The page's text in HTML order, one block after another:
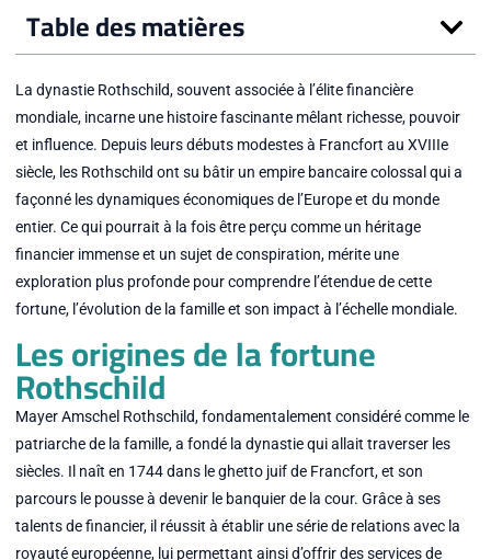
Table des matières
La dynastie Rothschild, souvent associée à l’élite financière
mondiale, incarne une histoire fascinante mêlant richesse, pouvoir
et influence. Depuis leurs débuts modestes à Francfort au XVIIIe
siècle, les Rothschild ont su bâtir un empire bancaire colossal qui a
façonné les dynamiques économiques de l’Europe et du monde
entier. Ce qui pourrait à la fois être perçu comme un héritage
financier immense et un sujet de conspiration, mérite une
exploration plus profonde pour comprendre l’étendue de cette
fortune, l’évolution de la famille et son impact à l’échelle mondiale.
Les origines de la fortune
Rothschild
Mayer Amschel Rothschild, fondamentalement considéré comme le
patriarche de la famille, a fondé la dynastie qui allait traverser les
siècles. Il naît en 1744 dans le ghetto juif de Francfort, et son
parcours le pousse à devenir le banquier de la cour. Grâce à ses
talents de financier, il réussit à établir une série de relations avec la
royauté européenne, lui permettant ainsi d’offrir des services de